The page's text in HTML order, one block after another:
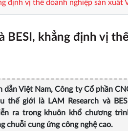
định vị thế doanh nghiệp sản xuất
BESI, khẳng định vị
Việt Nam, Công ty Cổ phần
giới là LAM Research và
ra trong khuôn khổ chương
chuỗi cung ứng công nghệ cao.